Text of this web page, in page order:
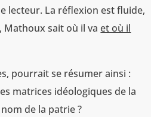
lecteur. La réflexion est fluide,
Mathoux sait où il va et où il
pourrait se résumer ainsi :
matrices idéologiques de la
de la patrie ?